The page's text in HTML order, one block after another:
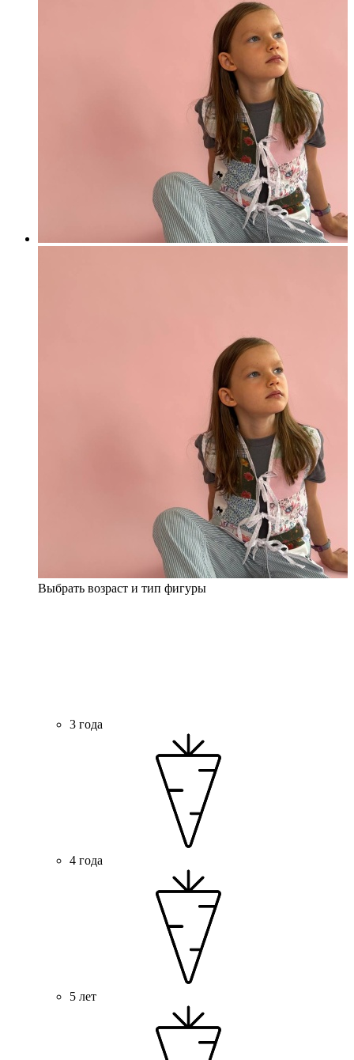
Выбрать возраст и тип фигуры
3 года
4 года
5 лет